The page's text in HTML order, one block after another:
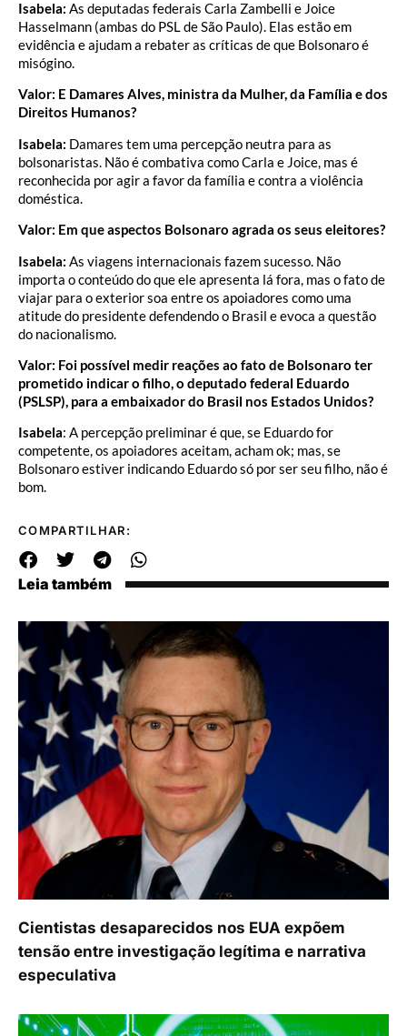
Isabela: As deputadas federais Carla Zambelli e Joice
Hasselmann (ambas do PSL de São Paulo). Elas estão em
evidência e ajudam a rebater as críticas de que Bolsonaro é
misógino.
Valor: E Damares Alves, ministra da Mulher, da Família e dos
Direitos Humanos?
Isabela: Damares tem uma percepção neutra para as
bolsonaristas. Não é combativa como Carla e Joice, mas é
reconhecida por agir a favor da família e contra a violência
doméstica.
Valor: Em que aspectos Bolsonaro agrada os seus eleitores?
Isabela: As viagens internacionais fazem sucesso. Não
importa o conteúdo do que ele apresenta lá fora, mas o fato de
viajar para o exterior soa entre os apoiadores como uma
atitude do presidente defendendo o Brasil e evoca a questão
do nacionalismo.
Valor: Foi possível medir reações ao fato de Bolsonaro ter
prometido indicar o filho, o deputado federal Eduardo
(PSLSP), para a embaixador do Brasil nos Estados Unidos?
Isabela: A percepção preliminar é que, se Eduardo for
competente, os apoiadores aceitam, acham ok; mas, se
Bolsonaro estiver indicando Eduardo só por ser seu filho, não é
bom.
COMPARTILHAR:
Leia também
Cientistas desaparecidos nos EUA expõem
tensão entre investigação legítima e narrativa
especulativa